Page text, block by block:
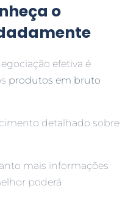
o
efetiva é
produtos em bruto
detalhado sobre
mais informações
poderá